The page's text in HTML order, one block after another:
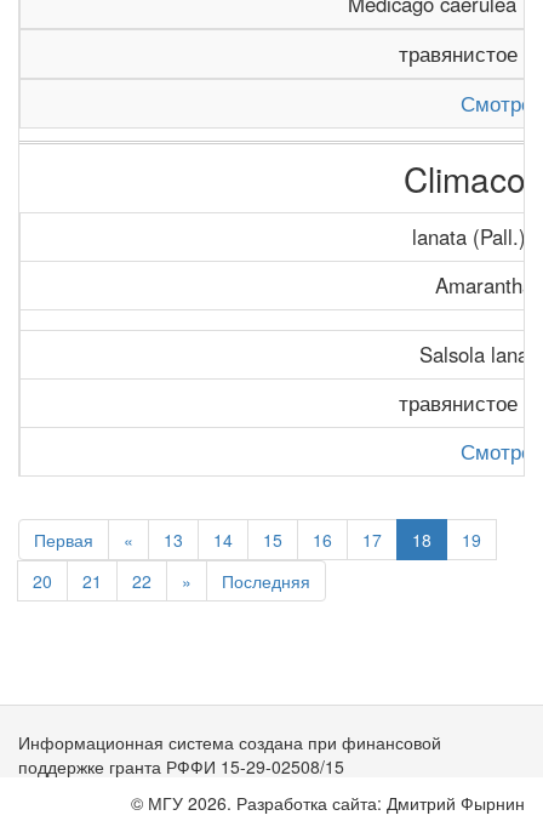
травянистое
lanata (Pall.)
Salsola
травянистое
Первая « 13 14 15 16 17 18
19
20
21 22 » Последняя
Информационная система создана при финансовой
поддержке гранта РФФИ 15-29-02508/15
© МГУ 2026. Разработка сайта: Дмитрий Фырнин